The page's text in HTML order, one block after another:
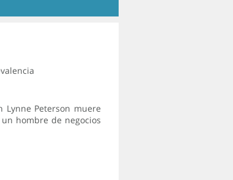
Lynne Peterson muere
hombre de negocios